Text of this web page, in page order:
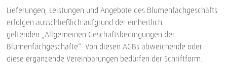
Lieferungen, Leistungen und Angebote des Blumenfachgeschäfts
erfolgen ausschließlich aufgrund der einheitlich
geltenden „Allgemeinen Geschäftsbedingungen der
Blumenfachgeschäfte“. Von diesen AGBs abweichende oder
diese ergänzende Vereinbarungen bedürfen der Schriftform.